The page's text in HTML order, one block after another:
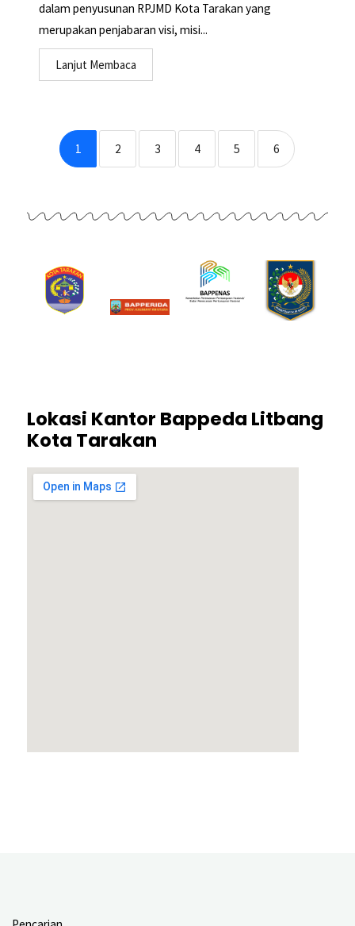
dalam penyusunan RPJMD Kota Tarakan yang
merupakan penjabaran visi, misi...
Lanjut Membaca
1 2 3 4 5 6
Lokasi Kantor Bappeda Litbang
Kota Tarakan